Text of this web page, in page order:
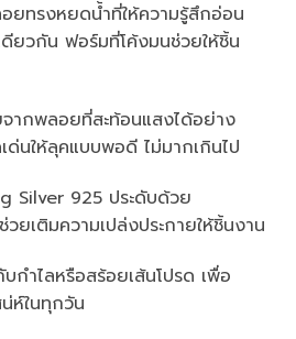
ยทรงหยดน้ำที่ให้ความรู้สึกอ่อน
ดียวกัน ฟอร์มที่โค้งมนช่วยให้ชิ้น
ากพลอยที่สะท้อนแสงได้อย่าง
ด่นให้ลุคแบบพอดี ไม่มากเกินไป
Silver 925 ประดับด้วย
ยเติมความเปล่งประกายให้ชิ้นงาน
บกำไลหรือสร้อยเส้นโปรด เพื่อ
ห์ในทุกวัน